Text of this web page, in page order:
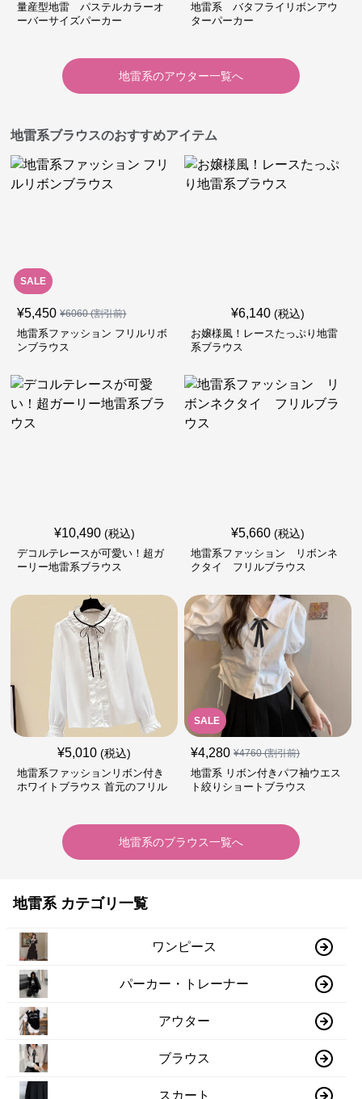
量産型地雷 パステルカラーオ
ーバーサイズパーカー
地雷系 バタフライリボンアウ
ターパーカー
地雷系のアウター一覧へ
地雷系ブラウスのおすすめアイテム
SALE
¥5,450 ¥6060(割引前)
地雷系ファッション フリルリボ
ンブラウス
¥6,140 (税込)
お嬢様風！レースたっぷり地雷
系ブラウス
¥10,490 (税込)
デコルテレースが可愛い！超ガ
ーリー地雷系ブラウス
¥5,660 (税込)
地雷系ファッション リボンネ
クタイ フリルブラウス
¥5,010 (税込)
地雷系ファッションリボン付き
ホワイトブラウス 首元のフリル
SALE
¥4,280 ¥4760(割引前)
地雷系 リボン付きパフ袖ウエス
ト絞りショートブラウス
地雷系のブラウス一覧へ
地雷系 カテゴリ一覧
ワンピース
パーカー・トレーナー
アウター
ブラウス
スカート